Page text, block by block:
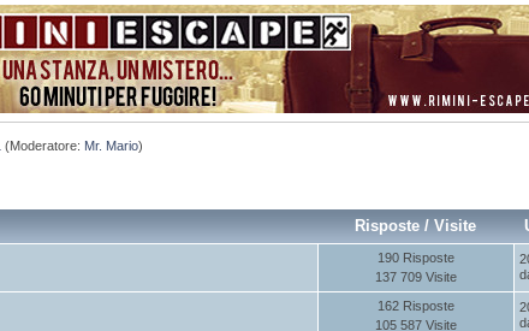
(Moderatore: Mr. Mario)
Risposte /Visite
190 Risposte
137 709 Visite
162 Risposte
105 587 Visite